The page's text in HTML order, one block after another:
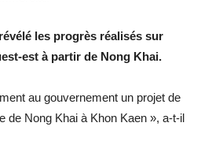
les progrès réalisés sur
est à partir de Nong Khai.
au gouvernement un projet de
de Nong Khai à Khon Kaen », a-t-il